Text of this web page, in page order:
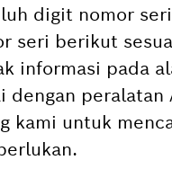
digit nomor
seri berikut
informasi pada
peralatan
kami untuk